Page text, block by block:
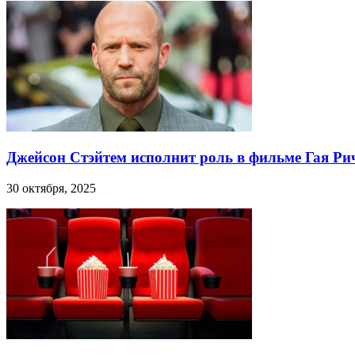
Джейсон Стэйтем исполнит роль в фильме Гая
30 октября, 2025